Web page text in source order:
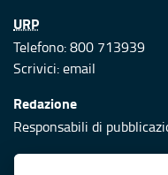
URP
Telefono: 800 713939
Scrivici:email
Redazione
Responsabili di
Protezione civile